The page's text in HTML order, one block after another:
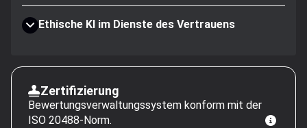
Ethische KI im Dienste des Vertrauens
Zertifizierung
Bewertungsverwaltungssystem konform mit der
ISO 20488-Norm.